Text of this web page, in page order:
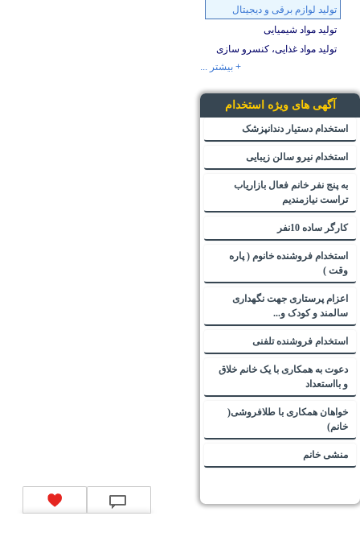
تولید لوازم برقی و دیجیتال
تولید مواد شیمیایی
تولید مواد غذایی، کنسرو سازی
+ بیشتر ...
آگهی های ویژه استخدام
استخدام دستیار دندانپزشک
استخدام نیرو سالن زیبایی
به پنج نفر خانم فعال بازاریاب
تراست نیازمندیم
کارگر ساده 10نفر
استخدام فروشنده خانوم ( پاره
وقت )
اعزام پرستاری جهت نگهداری
سالمند و کودک و...
استخدام فروشنده تلفنی
دعوت به همکاری با یک خانم خلاق
و بااستعداد
خواهان همکاری با طلافروشی(
خانم)
منشی خانم